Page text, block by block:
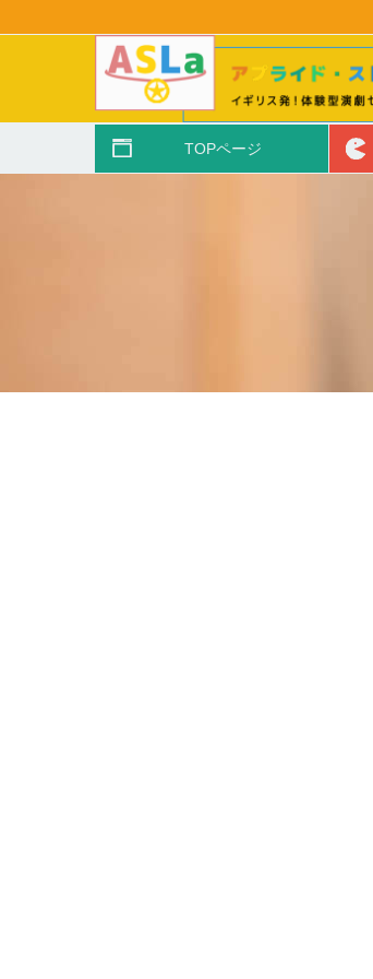
TOPページ